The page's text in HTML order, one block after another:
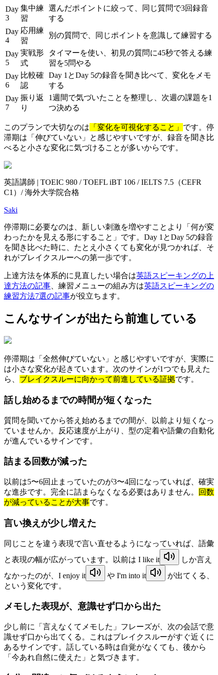
Day
3
集中練
習
選んだポイントに絞って、同じ質問で3回録音
する
Day
4
応用練
習
別の質問で、同じポイントを意識して練習する
Day
5
実戦形
式
タイマーを使い、初見の質問に45秒で答える練
習を5問やる
Day
6
比較確
認
Day 1とDay 5の録音を聞き比べて、変化をメモ
する
Day
7
振り返
り
1週間で気づいたことを整理し、次週の課題を1
つ決める
このプランで大切なのは 「変化を可視化すること」 です。停
滞期は「伸びていない」と感じやすいですが、録音を聞き比
べると小さな変化に気づけることが多いからです。
英語講師 | TOEIC 980 / TOEFL iBT 106 / IELTS 7.5（CEFR
C1）/ 海外大学院合格
Saki
停滞期に必要なのは、新しい刺激を増やすことより「何が変
わったかを見える形にすること」です。Day 1とDay 5の録音
を聞き比べた時に、たとえ小さくても変化が見つかれば、そ
れがブレイクスルーへの第一歩です。
上達方法を体系的に見直したい場合は英語スピーキングの上
達方法の記事 、練習メニューの組み方は英語スピーキングの
練習方法7選の記事が役立ちます。
こんなサインが出たら前進している
停滞期は「全然伸びていない」と感じやすいですが、実際に
は小さな変化が起きています。次のサインが1つでも見えた
ら、 ブレイクスルーに向かって前進している証拠です。
話し始めるまでの時間が短くなった
質問を聞いてから答え始めるまでの間が、以前より短くなっ
ていませんか。反応速度が上がり、型の定着や語彙の自動化
が進んでいるサインです。
詰まる回数が減った
以前は5〜6回止まっていたのが3〜4回になっていれば、確実
な進歩です。完全に詰まらなくなる必要はありません。
回数
が減っていることが大事です。
言い換えが少し増えた
同じことを違う表現で言い直せるようになっていれば、語彙
と表現の幅が広がっています。以前は I like it
しか言え
なかったのが、 I enjoy it や I'm into it
が出てくる、
という変化です。
メモした表現が、意識せず口から出た
少し前に「言えなくてメモした」フレーズが、次の会話で意
識せず口から出てくる。これはブレイクスルーがすぐ近くに
あるサインです。話している時は自覚がなくても、後から
「今あれ自然に使えた」と気づきます。